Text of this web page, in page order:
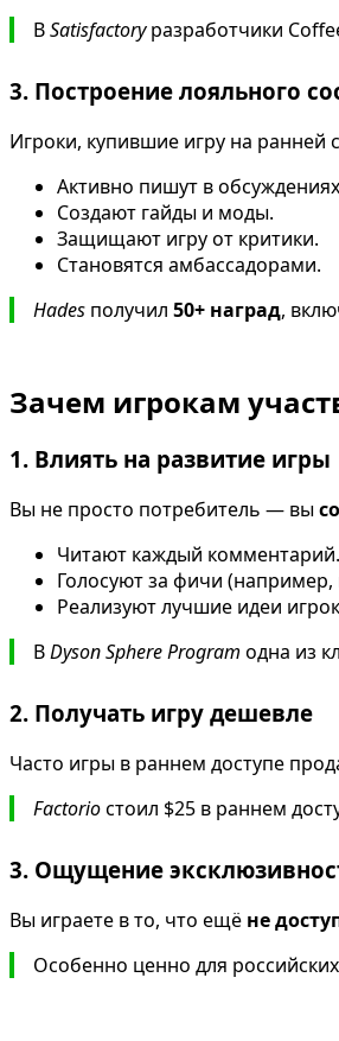
ВSatisfactoryразработчики
3. Построение лояльного
Игроки, купившие игру на ранней
Активно пишут в
Создают гайды и моды.
Защищают игру от критики.
Становятся амбассадорами.
Hades получил 50+ наград,
Зачем игрокам
1. Влиять на развитие игры
Вы не просто потребитель — вы
Читают каждый комментарий.
Голосуют за фичи (например,
Реализуют лучшие идеи
ВDyson Sphere Program одна из
2. Получать игру дешевле
Часто игры в раннем доступе
Factorioстоил $25 в раннем
3. Ощущение
Вы играете в то, что ещё не
Особенно ценно для